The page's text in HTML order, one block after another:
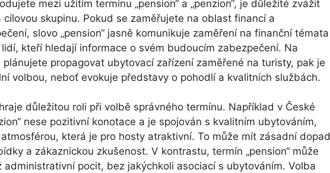
mezi užitím termínu „pension“ a „penzion“, je důležité zvážit
cílovou skupinu. Pokud se zaměřujete na oblast financí a
slovo „pension“ jasně komunikuje zaměření na finanční témata
kteří hledají informace o svém budoucím zabezpečení. Na
propagovat ubytovací zařízení zaměřené na turisty, pak je
volbou, neboť evokuje představy o pohodlí a kvalitních službách.
důležitou roli při volbě správného termínu. Například v České
nese pozitivní konotace a je spojován s kvalitním ubytováním,
která je pro hosty atraktivní. To může mít zásadní dopad
a zákaznickou zkušenost. V kontrastu, termín „pension“ může
administrativní pocit, bez jakýchkoli asociací s ubytováním. Volba